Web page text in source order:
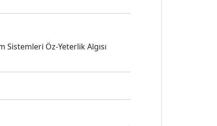
Sistemleri Öz-Yeterlik Algısı